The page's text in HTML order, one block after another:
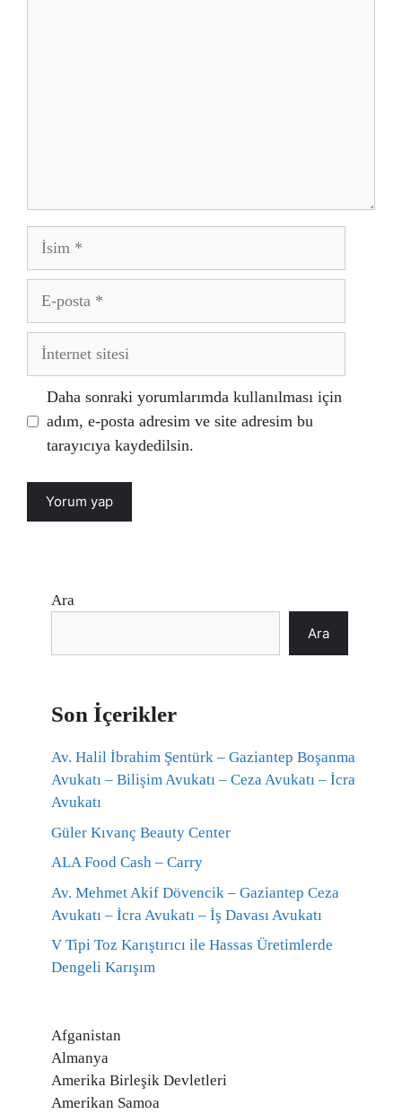
İsim
posta
İnternet
Daha sonraki yorumlarımda kullanılması için
adım, e-posta adresim ve site adresim bu
tarayıcıya kaydedilsin.
Ara
Ara
Son İçerikler
Av. Halil İbrahim Şentürk – Gaziantep Boşanma
Avukatı – Bilişim Avukatı – Ceza Avukatı – İcra
Avukatı
Güler Kıvanç Beauty Center
ALA Food Cash – Carry
Av. Mehmet Akif Dövencik – Gaziantep Ceza
Avukatı – İcra Avukatı – İş Davası Avukatı
V Tipi Toz Karıştırıcı ile Hassas Üretimlerde
Dengeli Karışım
Afganistan
Almanya
Amerika Birleşik Devletleri
Amerikan Samoa